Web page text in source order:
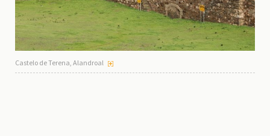
Castelo de Terena, Alandroal